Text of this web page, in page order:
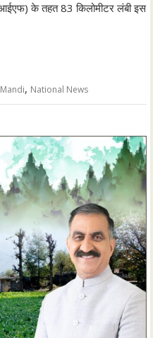
के तहत 83 किलोमीटर लंबी इस
Mandi, National News